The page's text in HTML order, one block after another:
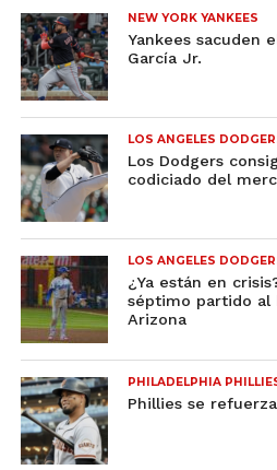
NEW YORK YANKEES
Yankees sacuden
García Jr.
LOS ANGELES
Los Dodgers
codiciado del
LOS ANGELES
¿Ya están en
séptimo partido al
Arizona
PHILADELPHIA
Phillies se